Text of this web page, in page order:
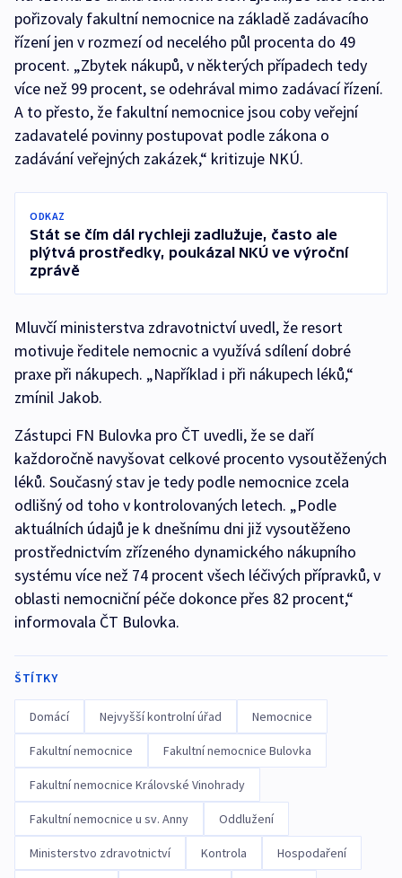
pořizovaly fakultní nemocnice na základě zadávacího
řízení jen v rozmezí od necelého půl procenta do 49
procent. „Zbytek nákupů, v některých případech tedy
více než 99 procent, se odehrával mimo zadávací řízení.
A to přesto, že fakultní nemocnice jsou coby veřejní
zadavatelé povinny postupovat podle zákona o
zadávání veřejných zakázek,“ kritizuje NKÚ.
ODKAZ
Stát se čím dál rychleji zadlužuje, často ale
plýtvá prostředky, poukázal NKÚ ve výroční
zprávě
Mluvčí ministerstva zdravotnictví uvedl, že resort
motivuje ředitele nemocnic a využívá sdílení dobré
praxe při nákupech. „Například i při nákupech léků,“
zmínil Jakob.
Zástupci FN Bulovka pro ČT uvedli, že se daří
každoročně navyšovat celkové procento vysoutěžených
léků. Současný stav je tedy podle nemocnice zcela
odlišný od toho v kontrolovaných letech. „Podle
aktuálních údajů je k dnešnímu dni již vysoutěženo
prostřednictvím zřízeného dynamického nákupního
systému více než 74 procent všech léčivých přípravků, v
oblasti nemocniční péče dokonce přes 82 procent,“
informovala ČT Bulovka.
ŠTÍTKY
Domácí Nejvyšší kontrolní úřad Nemocnice
Fakultní nemocnice Fakultní nemocnice Bulovka
Fakultní nemocnice Královské Vinohrady
Fakultní nemocnice u sv. Anny Oddlužení
Ministerstvo zdravotnictví Kontrola Hospodaření